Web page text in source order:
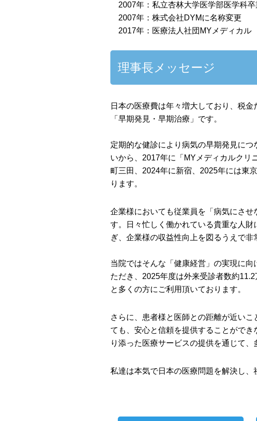
2007年：私立杏林大学医学部医学科卒
2007年： 株式会社DYMに名称変更
2017年：医療法人社団MYメディカ
理事長メッセージ
日本の医療費は年々増大しており、税
「早期発見・早期治療」です。
定期的な健診により病気の早期発見に
いから、2017年に「MYメディカルクリ
町三田、2024年に新宿、2025年には東
ります。
企業様においても従業員を「病気にさ
す。日々忙しく働かれている貴重な人
ぎ、企業様の収益性向上を図るうえで非
当院ではそんな「健康経営」の実現に
ただき、2025年度は外来受診者数約
と多くの方にご利用頂いております。
さらに、患者様と医師との距離が近い
ても、安心と信頼を提供することがで
り添った医療サービスの提供を通じて
私達は本気で日本の医療問題を解決し、